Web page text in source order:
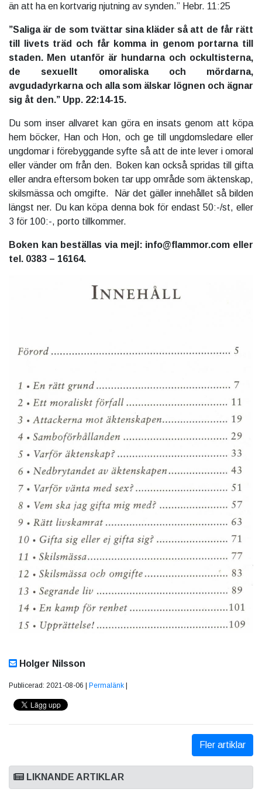
än att ha en kortvarig njutning av synden.” Hebr. 11:25
”Saliga är de som tvättar sina kläder så att de får rätt
till livets träd och får komma in genom portarna till
staden. Men utanför är hundarna och ockultisterna,
de sexuellt omoraliska och mördarna,
avgudadyrkarna och alla som älskar lögnen och ägnar
sig åt den.” Upp. 22:14-15.
Du som inser allvaret kan göra en insats genom att köpa
hem böcker, Han och Hon, och ge till ungdomsledare eller
ungdomar i förebyggande syfte så att de inte lever i omoral
eller vänder om från den. Boken kan också spridas till gifta
eller andra eftersom boken tar upp område som äktenskap,
skilsmässa och omgifte. När det gäller innehållet så bilden
längst ner. Du kan köpa denna bok för endast 50:-/st, eller
3 för 100:-, porto tillkommer.
Boken kan beställas via mejl: info@flammor.com eller
tel. 0383 – 16164.
Holger Nilsson
Publicerad: 2021-08-06 | Permalänk
Fler artiklar
LIKNANDE ARTIKLAR